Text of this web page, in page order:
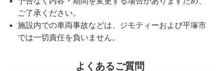
ご了承ください。
施設内での車両事故などは、ジモティーおよび平塚市
では一切責任を負いません。
よくあるご質問